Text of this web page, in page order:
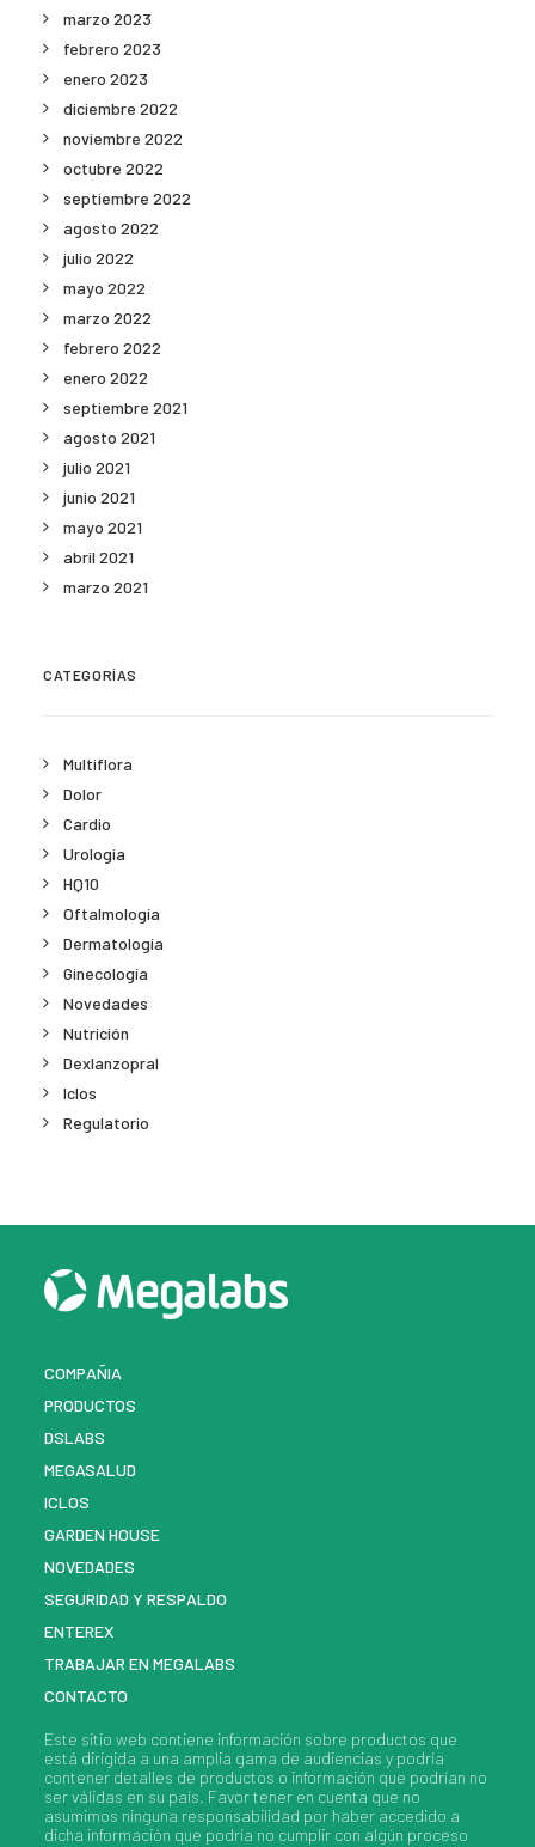
marzo 2023
febrero 2023
enero 2023
diciembre 2022
noviembre 2022
octubre 2022
septiembre 2022
agosto 2022
julio 2022
mayo 2022
marzo 2022
febrero 2022
enero 2022
septiembre 2021
agosto 2021
julio 2021
junio 2021
mayo 2021
abril 2021
marzo 2021
CATEGORÍAS
Multiflora
Dolor
Cardio
Urología
HQ10
Oftalmología
Dermatología
Ginecología
Novedades
Nutrición
Dexlanzopral
Iclos
Regulatorio
COMPAÑIA
PRODUCTOS
DSLABS
MEGASALUD
ICLOS
GARDEN HOUSE
NOVEDADES
SEGURIDAD Y RESPALDO
ENTEREX
TRABAJAR EN MEGALABS
CONTACTO
Este sitio web contiene información sobre productos que
está dirigida a una amplia gama de audiencias y podría
contener detalles de productos o información que podrían no
ser válidas en su país. Favor tener en cuenta que no
asumimos ninguna responsabilidad por haber accedido a
dicha información que podría no cumplir con algún proceso